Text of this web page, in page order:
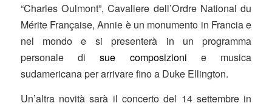
“Charles Oulmont”, Cavaliere dell’Ordre National du
Mérite Française, Annie è un monumento in Francia e
nel mondo e si presenterà in un programma
personale disue composizioni e musica
sudamericana per arrivare fino a Duke Ellington.
Un’altra novità sarà il concerto del 14 settembre in